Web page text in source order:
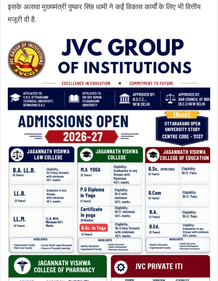
इसके अलावा मुख्यमंत्री पुष्कर सिंह धामी ने कईं विकास कार्यों के लिए भी वित्तीय
मजूरी दी है.